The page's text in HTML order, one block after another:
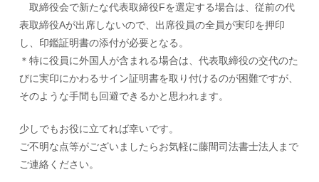
取締役会で新たな代表取締役Fを選定する場合は、従前の代
表取締役Aが出席しないので、出席役員の全員が実印を押印
し、印鑑証明書の添付が必要となる。
＊特に役員に外国人が含まれる場合は、代表取締役の交代のた
びに実印にかわるサイン証明書を取り付けるのが困難ですが、
そのような手間も回避できるかと思われます。
少しでもお役に立てれば幸いです。
ご不明な点等がございましたらお気軽に藤間司法書士法人まで
ご連絡ください。